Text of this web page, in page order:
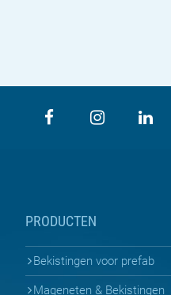
PRODUCTEN
Bekistingen voor prefab
Mageneten & Bekistingen